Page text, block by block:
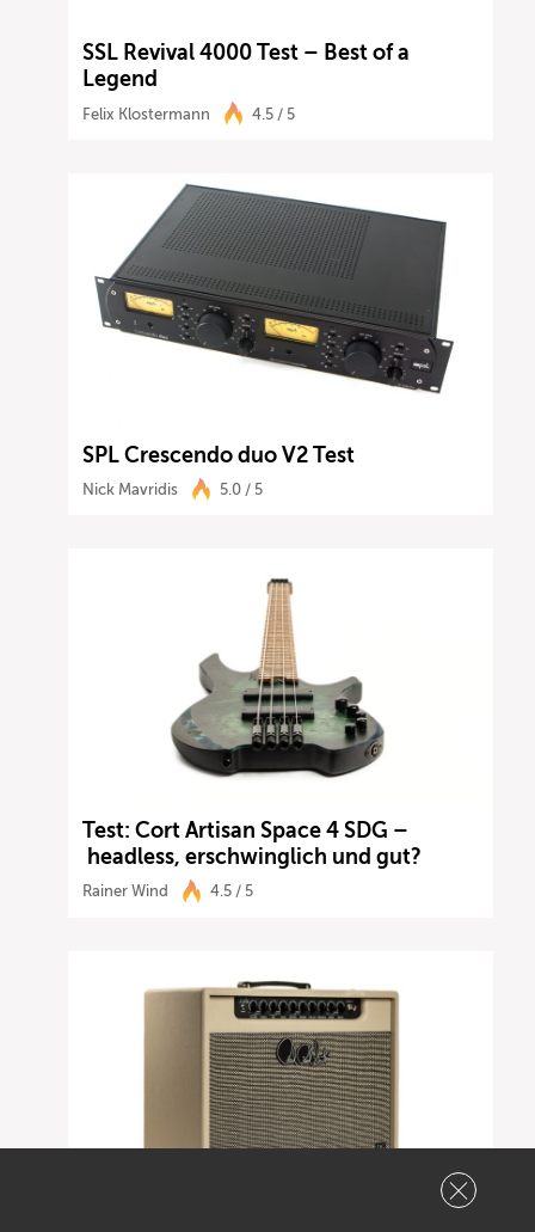
SSL Revival 4000 Test – Best of a
Legend
Felix Klostermann 4.5 / 5
SPL Crescendo duo V2 Test
Nick Mavridis 5.0 / 5
Test: Cort Artisan Space 4 SDG –
headless, erschwinglich und gut?
Rainer Wind 4.5 / 5